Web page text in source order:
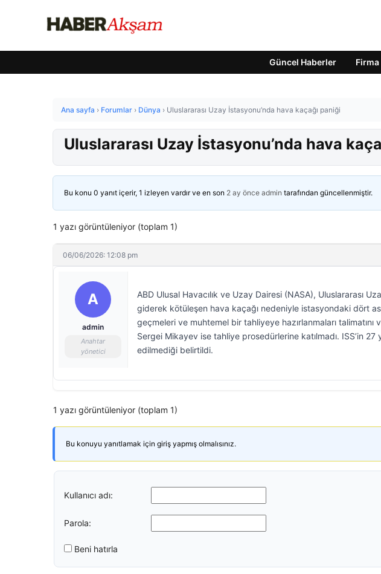
Güncel Haberler Firma
Ana sayfa › Forumlar › Dünya › Uluslararası Uzay İstasyonu’nda hava kaçağı paniği
Uluslararası Uzay İstasyonu’nda hava
Bu konu 0 yanıt içerir, 1 izleyen vardır ve en son 2 ay önce admin tarafından güncellenmiştir.
1 yazı görüntüleniyor (toplam 1)
06/06/2026: 12:08 pm
A
admin
Anahtar
yönetici
ABD Ulusal Havacılık ve Uzay Dairesi (NASA), Uluslararası
giderek kötüleşen hava kaçağı nedeniyle istasyondaki dört
geçmeleri ve muhtemel bir tahliyeye hazırlanmaları
Sergei Mikayev ise tahliye prosedürlerine katılmadı. ISS’in
edilmediği belirtildi.
1 yazı görüntüleniyor (toplam 1)
Bu konuyu yanıtlamak için giriş yapmış olmalısınız.
Kullanıcı adı:
Parola:
Beni hatırla